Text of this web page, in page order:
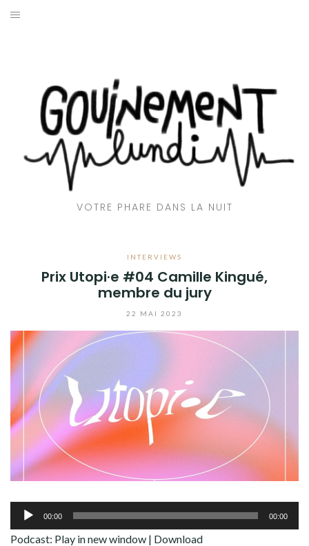
Aller
VOTRE PHARE DANS LA NUIT
INTERVIEWS
Prix Utopi·e #04 Camille Kingué,
membre du jury
22 MAI 2023
Lecteur
audio
00:00 00:00
Podcast: Play in new window | Download
🎶CLUB GOUINE
👅 AVEC LA LANGUE
🌇 REPORTAGES
💬 INTERVIEWS
❤️‍🔥 QUI SOMMES-NOUS ?